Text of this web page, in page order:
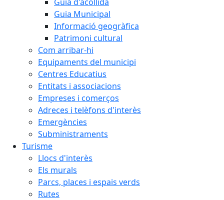
Guia Municipal
Informació geogràfica
Patrimoni cultural
Com arribar-hi
Equipaments del municipi
Centres Educatius
Entitats i associacions
Empreses i comerços
Adreces i telèfons d'interès
Emergències
Subministraments
Turisme
Llocs d'interès
Els murals
Parcs, places i espais verds
Rutes